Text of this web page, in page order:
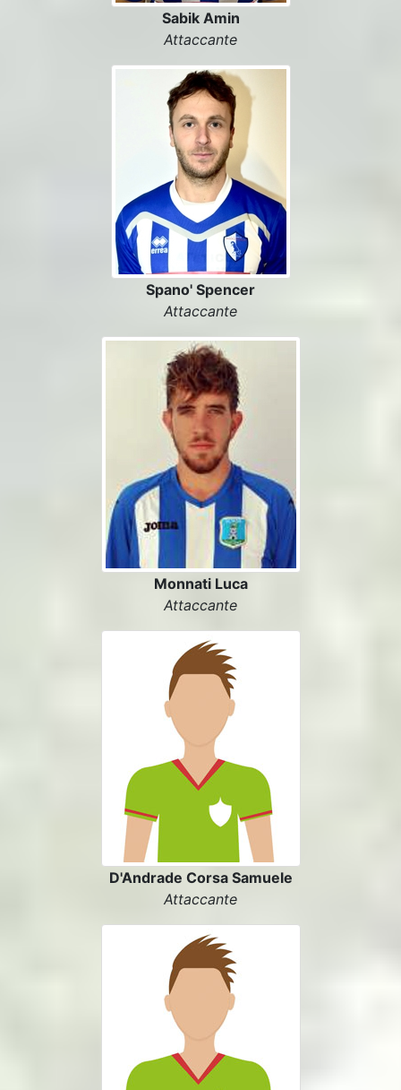
Sabik Amin
Attaccante
Spano' Spencer
Attaccante
Monnati Luca
Attaccante
D'Andrade Corsa Samuele
Attaccante